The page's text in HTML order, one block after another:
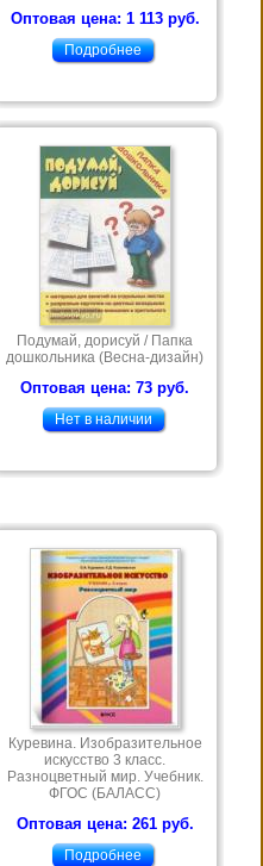
Оптовая цена: 1 113 руб.
Подробнее
Подумай, дорисуй / Папка
дошкольника (Весна-дизайн)
Оптовая цена: 73 руб.
Нет в наличии
Куревина. Изобразительное
искусство 3 класс.
Разноцветный мир. Учебник.
ФГОС (БАЛАСС)
Оптовая цена: 261 руб.
Подробнее